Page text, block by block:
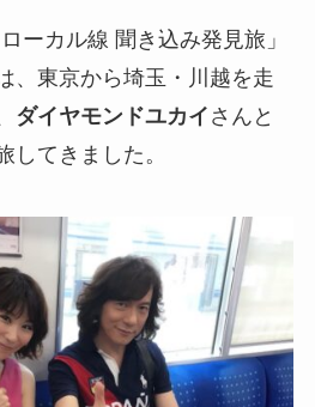
ーカル線 聞き込み発見旅」
、東京から埼玉・川越を走
ダイヤモンドユカイ さんと
してきました。